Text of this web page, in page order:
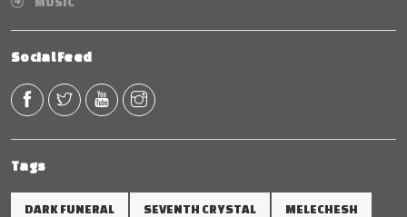
Social Feed
Tags
DARK FUNERAL SEVENTH CRYSTAL MELECHESH